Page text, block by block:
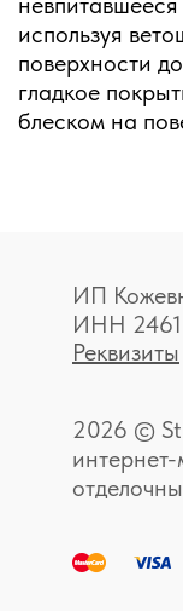
используя
поверхности
гладкое
блеском на
ИП
ИНН
Реквизиты
2026 ©